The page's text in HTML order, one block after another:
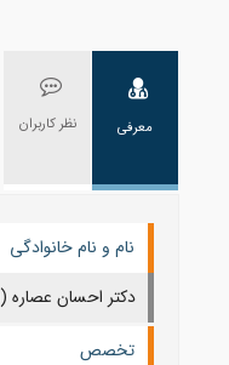
معرفی نظر کاربران
نام و نام خانوادگی
دکتر احسان عصاره (Dr. Ehsan Osareh)
تخصص